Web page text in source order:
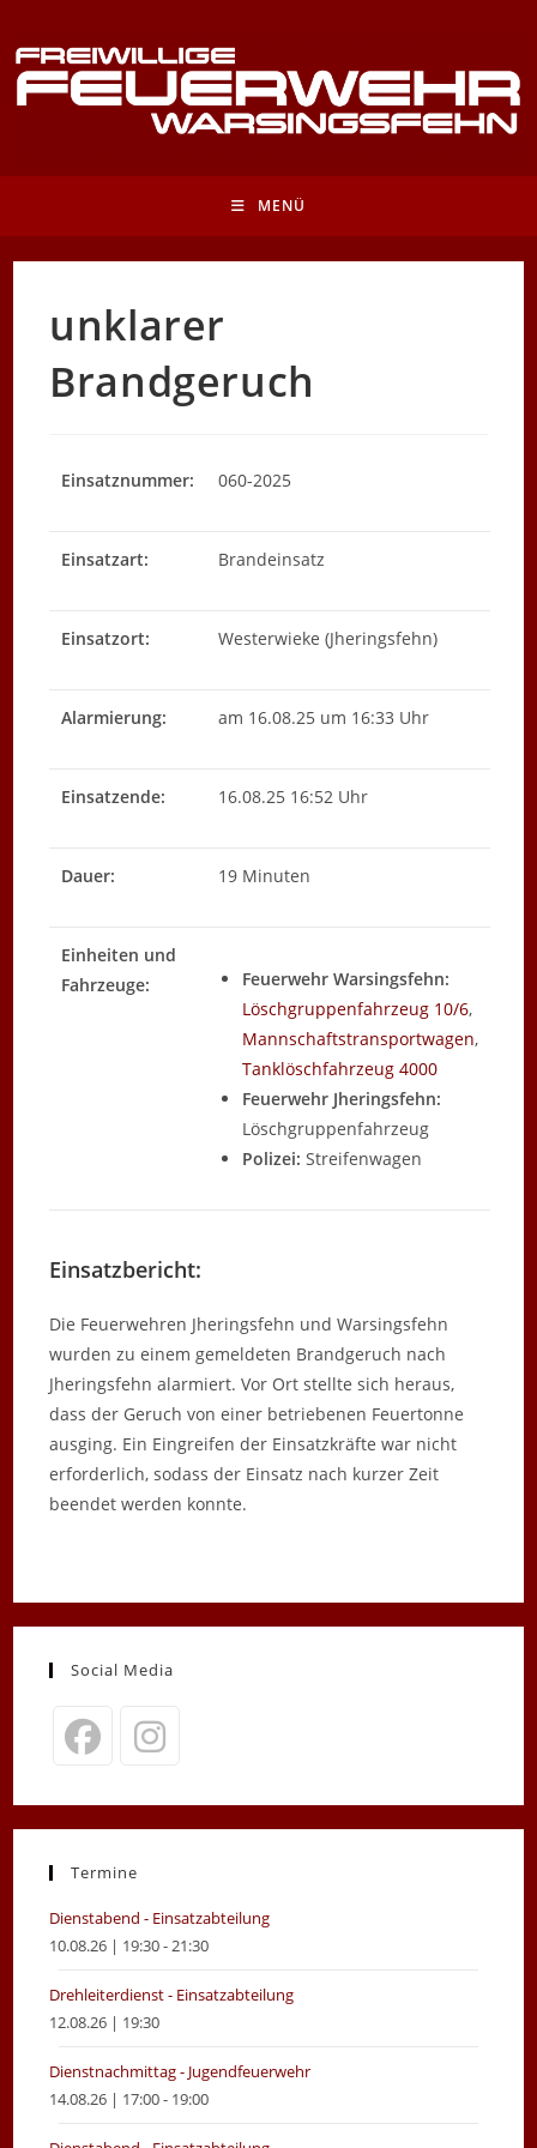
Inhalt
springen
MENÜ
unklarer
Brandgeruch
Einsatznummer: 060-2025
Einsatzart: Brandeinsatz
Einsatzort: Westerwieke (Jheringsfehn)
Alarmierung: am 16.08.25 um 16:33 Uhr
Einsatzende: 16.08.25 16:52 Uhr
Dauer: 19 Minuten
Einheiten und
Fahrzeuge:
Feuerwehr Warsingsfehn:
Löschgruppenfahrzeug 10/6,
Mannschaftstransportwagen,
Tanklöschfahrzeug 4000
Feuerwehr Jheringsfehn:
Löschgruppenfahrzeug
Polizei: Streifenwagen
Einsatzbericht:
Die Feuerwehren Jheringsfehn und Warsingsfehn
wurden zu einem gemeldeten Brandgeruch nach
Jheringsfehn alarmiert. Vor Ort stellte sich heraus,
dass der Geruch von einer betriebenen Feuertonne
ausging. Ein Eingreifen der Einsatzkräfte war nicht
erforderlich, sodass der Einsatz nach kurzer Zeit
beendet werden konnte.
Social Media
in
new
in
new
Termine
Dienstabend - Einsatzabteilung
10.08.26 | 19:30 - 21:30
Drehleiterdienst - Einsatzabteilung
12.08.26 | 19:30
Dienstnachmittag - Jugendfeuerwehr
14.08.26 | 17:00 - 19:00